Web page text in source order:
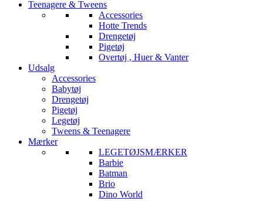
Teenagere & Tweens
Accessories
Hotte Trends
Drengetøj
Pigetøj
Overtøj , Huer & Vanter
Udsalg
Accessories
Babytøj
Drengetøj
Pigetøj
Legetøj
Tweens & Teenagere
Mærker
LEGETØJSMÆRKER
Barbie
Batman
Brio
Dino World